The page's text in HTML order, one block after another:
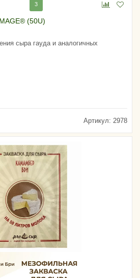
3
(50U)
сыра гауда и аналогичных
Артикул: 2978